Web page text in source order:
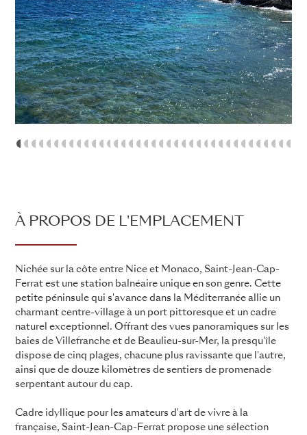
1 234567891011121314151617181920
21222324252627282930
3132
À PROPOS DE L'EMPLACEMENT
Nichée sur la côte entre Nice et Monaco, Saint-Jean-Cap-
Ferrat est une station balnéaire unique en son genre. Cette
petite péninsule qui s'avance dans la Méditerranée allie un
charmant centre-village à un port pittoresque et un cadre
naturel exceptionnel. Offrant des vues panoramiques sur les
baies de Villefranche et de Beaulieu-sur-Mer, la presqu'île
dispose de cinq plages, chacune plus ravissante que l'autre,
ainsi que de douze kilomètres de sentiers de promenade
serpentant autour du cap.
Cadre idyllique pour les amateurs d'art de vivre à la
française, Saint-Jean-Cap-Ferrat propose une sélection